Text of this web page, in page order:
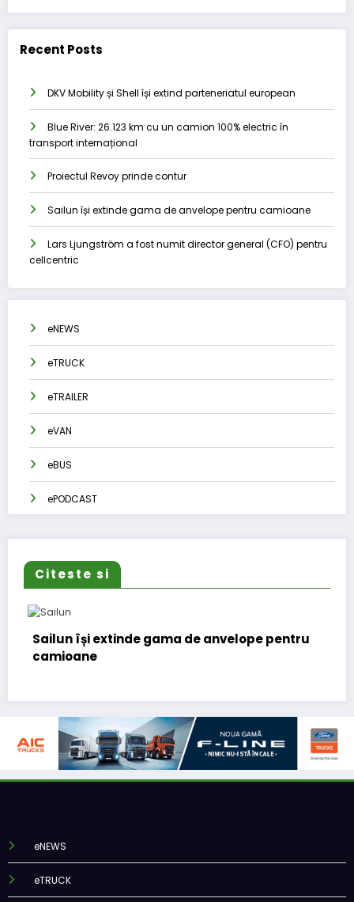
Recent Posts
DKV Mobility și Shell își extind parteneriatul european
Blue River: 26.123 km cu un camion 100% electric în
transport internațional
Proiectul Revoy prinde contur
Sailun își extinde gama de anvelope pentru camioane
Lars Ljungström a fost numit director general (CFO) pentru
cellcentric
eNEWS
eTRUCK
eTRAILER
eVAN
eBUS
ePODCAST
Citeste si
gama de anvelope pentru
Lars
eNEWS
eTRUCK